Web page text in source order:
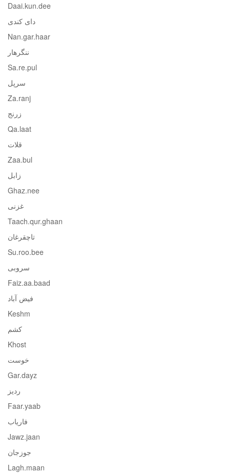
Daai.kun.dee
دای کندی
Nan.gar.haar
ننگرهار
Sa.re.pul
سرپل
Za.ranj
زرنج
Qa.laat
قلات
Zaa.bul
زابل
Ghaz.nee
غزنی
Taach.qur.ghaan
تاچقرغان
Su.roo.bee
سروبی
Faiz.aa.baad
فیض آباد
Keshm
کشم
Khost
خوست
Gar.dayz
ردیز
Faar.yaab
فاریاب
Jawz.jaan
جوزجان
Lagh.maan